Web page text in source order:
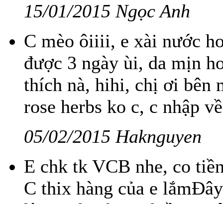
15/01/2015 Ngọc Anh
C mèo ôiiii, e xài nước
được 3 ngày ùi, da mịn
thích nà, hihi, chị ơi bên
rose herbs ko c, c nhập
05/02/2015 Haknguyen
E chk tk VCB nhe, co
C thix hàng của e